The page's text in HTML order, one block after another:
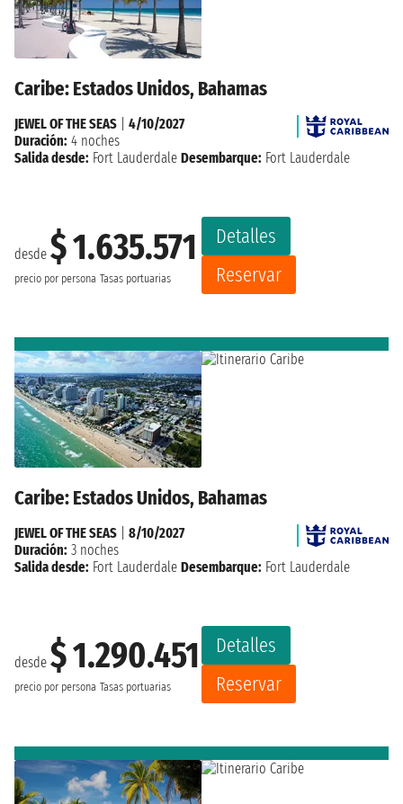
Caribe: Estados Unidos, Bahamas
desde $ 1.635.571
precio por persona Tasas portuarias
Detalles
Reservar
JEWEL OF THE SEAS
4/10/2027
Duración: 4 noches
Salida desde: Fort Lauderdale Desembarque: Fort Lauderdale
Caribe: Estados Unidos, Bahamas
desde $ 1.290.451
precio por persona Tasas portuarias
Detalles
Reservar
JEWEL OF THE SEAS
8/10/2027
Duración: 3 noches
Salida desde: Fort Lauderdale Desembarque: Fort Lauderdale